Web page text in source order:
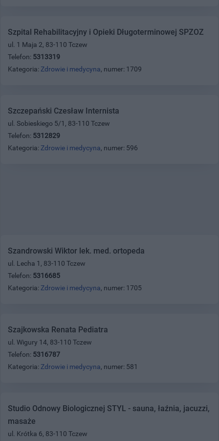
Szpital Rehabilitacyjny i Opieki Długoterminowej SPZOZ
ul. 1 Maja 2, 83-110 Tczew
Telefon: 5313319
Kategoria: Zdrowie i medycyna, numer: 1709
Szczepański Czesław Internista
ul. Sobieskiego 5/1, 83-110 Tczew
Telefon: 5312829
Kategoria: Zdrowie i medycyna, numer: 596
Szandrowski Wiktor lek. med. ortopeda
ul. Lecha 1, 83-110 Tczew
Telefon: 5316685
Kategoria: Zdrowie i medycyna, numer: 1705
Szajkowska Renata Pediatra
ul. Wigury 14, 83-110 Tczew
Telefon: 5316787
Kategoria: Zdrowie i medycyna, numer: 581
Studio Odnowy Biologicznej STYL - sauna, łaźnia, jacuzzi,
masaże
ul. Krótka 6, 83-110 Tczew